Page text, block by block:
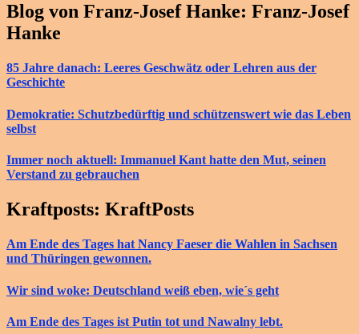
Blog von Franz-Josef Hanke: Franz-Josef
Hanke
85 Jahre danach: Leeres Geschwätz oder Lehren aus der
Geschichte
Demokratie: Schutzbedürftig und schützenswert wie das Leben
selbst
Immer noch aktuell: Immanuel Kant hatte den Mut, seinen
Verstand zu gebrauchen
Kraftposts: KraftPosts
Am Ende des Tages hat Nancy Faeser die Wahlen in Sachsen
und Thüringen gewonnen.
Wir sind woke: Deutschland weiß eben, wie´s geht
Am Ende des Tages ist Putin tot und Nawalny lebt.